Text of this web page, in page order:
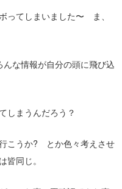
ってしまいました〜 ま、
な情報が自分の頭に飛び込
しまうんだろう？
こうか? とか色々考えさせ
皆同じ。
SURF